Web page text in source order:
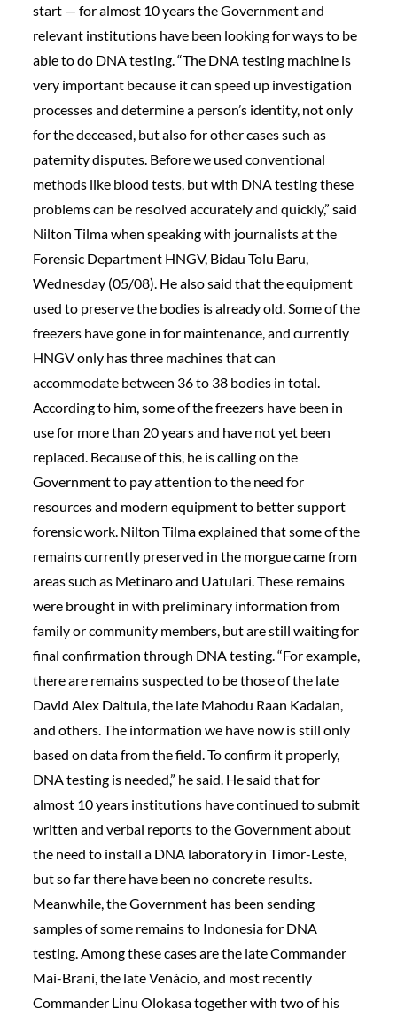
start — for almost 10 years the Government and
relevant institutions have been looking for ways to be
able to do DNA testing. “The DNA testing machine is
very important because it can speed up investigation
processes and determine a person’s identity, not only
for the deceased, but also for other cases such as
paternity disputes. Before we used conventional
methods like blood tests, but with DNA testing these
problems can be resolved accurately and quickly,” said
Nilton Tilma when speaking with journalists at the
Forensic Department HNGV, Bidau Tolu Baru,
Wednesday (05/08). He also said that the equipment
used to preserve the bodies is already old. Some of the
freezers have gone in for maintenance, and currently
HNGV only has three machines that can
accommodate between 36 to 38 bodies in total.
According to him, some of the freezers have been in
use for more than 20 years and have not yet been
replaced. Because of this, he is calling on the
Government to pay attention to the need for
resources and modern equipment to better support
forensic work. Nilton Tilma explained that some of the
remains currently preserved in the morgue came from
areas such as Metinaro and Uatulari. These remains
were brought in with preliminary information from
family or community members, but are still waiting for
final confirmation through DNA testing. “For example,
there are remains suspected to be those of the late
David Alex Daitula, the late Mahodu Raan Kadalan,
and others. The information we have now is still only
based on data from the field. To confirm it properly,
DNA testing is needed,” he said. He said that for
almost 10 years institutions have continued to submit
written and verbal reports to the Government about
the need to install a DNA laboratory in Timor-Leste,
but so far there have been no concrete results.
Meanwhile, the Government has been sending
samples of some remains to Indonesia for DNA
testing. Among these cases are the late Commander
Mai-Brani, the late Venácio, and most recently
Commander Linu Olokasa together with two of his